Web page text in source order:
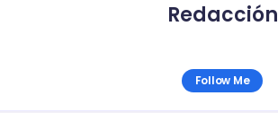
Redacción
Follow Me